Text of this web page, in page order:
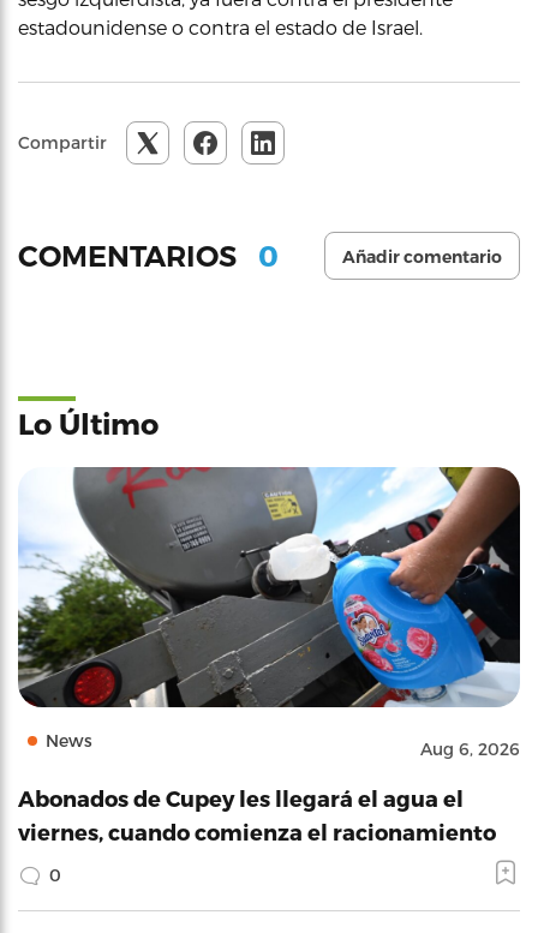
estadounidense o contra el estado de Israel.
Compartir
COMENTARIOS 0 Añadir comentario
Lo Último
News Aug 6, 2026
Abonados de Cupey les llegará el agua el
viernes, cuando comienza el racionamiento
0